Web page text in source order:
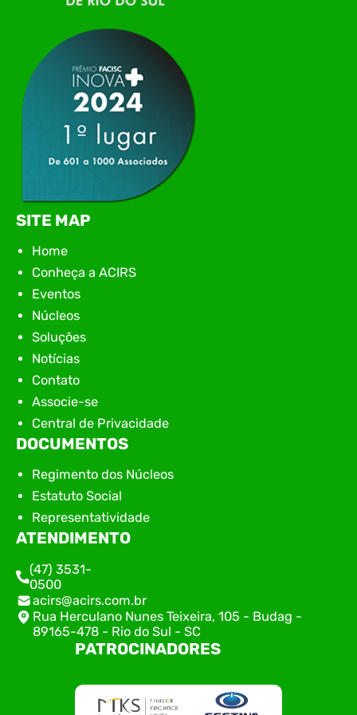
apresentação de novas iniciativas para o setor. O
encontro aconteceu em Rio…
SITE MAP
Home
Conheça a ACIRS
Eventos
Núcleos
Soluções
Notícias
Contato
Associe-se
Central de Privacidade
DOCUMENTOS
Regimento dos Núcleos
Estatuto Social
Representatividade
ATENDIMENTO
(47) 3531-
0500
acirs@acirs.com.br
Rua Herculano Nunes Teixeira, 105 - Budag -
89165-478 - Rio do Sul - SC
PATROCINADORES